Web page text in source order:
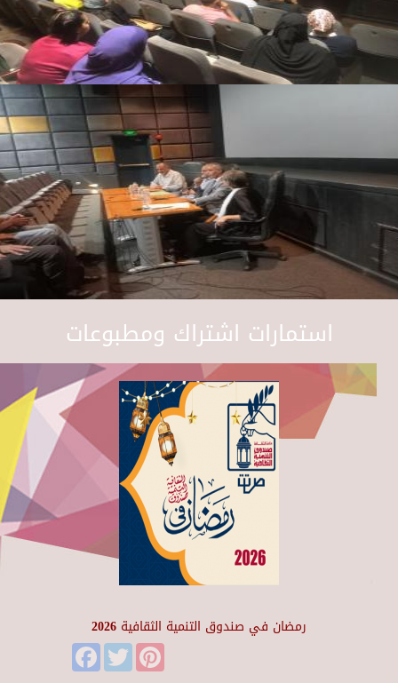
استمارات اشتراك ومطبوعات
رمضان في صندوق التنمية الثقافية 2026
FacebookTwitter